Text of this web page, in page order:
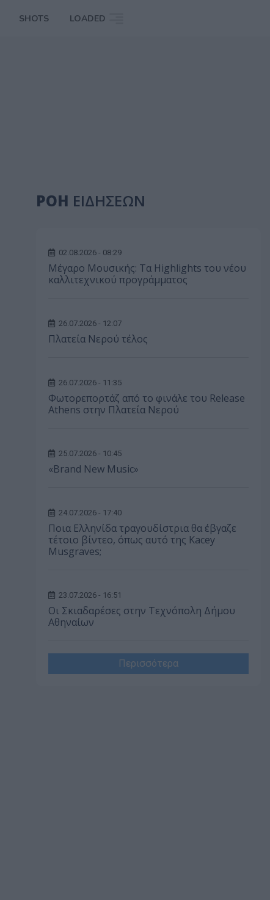
SHOTS LOADED
ΡΟΗ ΕΙΔΗΣΕΩΝ
02.08.2026 - 08:29
Μέγαρο Μουσικής: Τα Highlights του νέου
καλλιτεχνικού προγράμματος
26.07.2026 - 12:07
Πλατεία Νερού τέλος
26.07.2026 - 11:35
Φωτορεπορτάζ από το φινάλε του Release
Athens στην Πλατεία Νερού
25.07.2026 - 10:45
«Brand New Music»
24.07.2026 - 17:40
Ποια Ελληνίδα τραγουδίστρια θα έβγαζε
τέτοιο βίντεο, όπως αυτό της Kacey
Musgraves;
23.07.2026 - 16:51
Οι Σκιαδαρέσες στην Τεχνόπολη Δήμου
Αθηναίων
Περισσότερα